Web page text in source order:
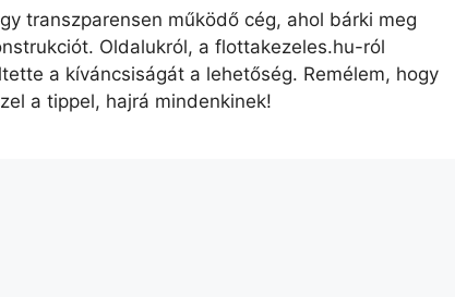
transzparensen működő cég, ahol bárki meg
Oldalukról, a flottakezeles.hu-ról
a kíváncsiságát a lehetőség. Remélem, hogy
a tippel, hajrá mindenkinek!